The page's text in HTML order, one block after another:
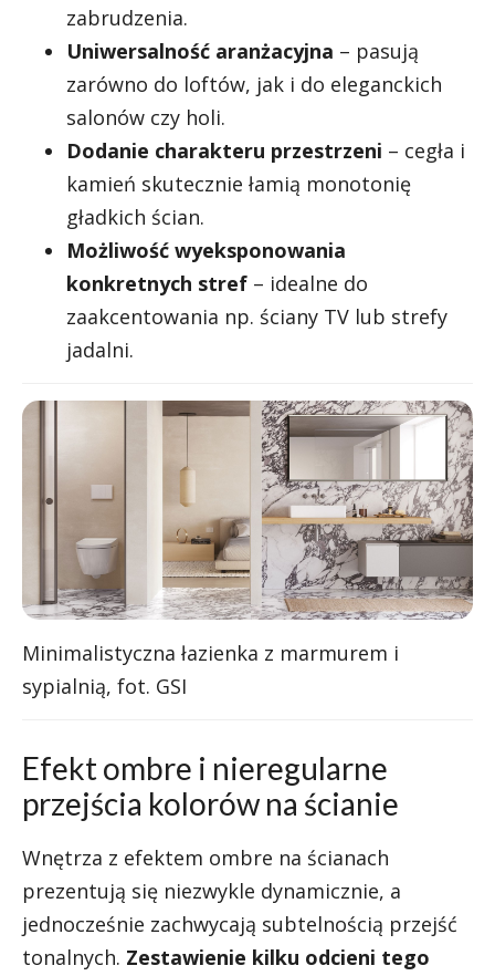
zabrudzenia.
Uniwersalność aranżacyjna – pasują
zarówno do loftów, jak i do eleganckich
salonów czy holi.
Dodanie charakteru przestrzeni – cegła i
kamień skutecznie łamią monotonię
gładkich ścian.
Możliwość wyeksponowania
konkretnych stref – idealne do
zaakcentowania np. ściany TV lub strefy
jadalni.
Minimalistyczna łazienka z marmurem i
sypialnią, fot. GSI
Efekt ombre i nieregularne
przejścia kolorów na ścianie
Wnętrza z efektem ombre na ścianach
prezentują się niezwykle dynamicznie, a
jednocześnie zachwycają subtelnością przejść
tonalnych. Zestawienie kilku odcieni tego